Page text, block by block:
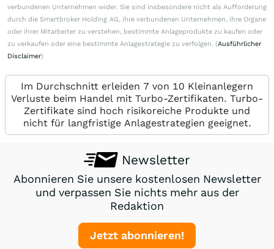
verbundenen Unternehmen wider. Sie sind insbesondere nicht als Aufforderung
durch die Smartbroker Holding AG, ihre verbundenen Unternehmen, ihre Organe
oder ihrer Mitarbeiter zu verstehen, bestimmte Anlageprodukte zu kaufen oder
zu verkaufen oder eine bestimmte Anlagestrategie zu verfolgen. (Ausführlicher
Disclaimer)
Im Durchschnitt erleiden 7 von 10 Kleinanlegern
Verluste beim Handel mit Turbo-Zertifikaten. Turbo-
Zertifikate sind hoch risikoreiche Produkte und
nicht für langfristige Anlagestrategien geeignet.
Newsletter
Abonnieren Sie unsere kostenlosen Newsletter
und verpassen Sie nichts mehr aus der
Redaktion
Jetzt abonnieren!